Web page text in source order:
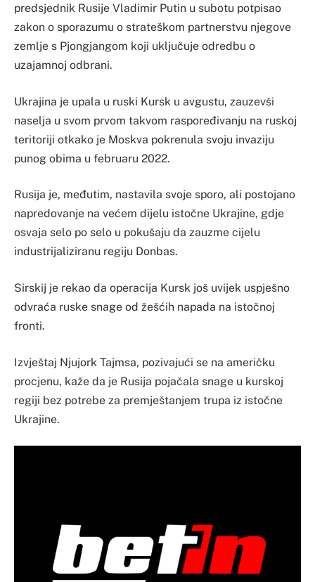
predsjednik Rusije Vladimir Putin u subotu potpisao
zakon o sporazumu o strateškom partnerstvu njegove
zemlje s Pjongjangom koji uključuje odredbu o
uzajamnoj odbrani.
Ukrajina je upala u ruski Kursk u avgustu, zauzevši
naselja u svom prvom takvom raspoređivanju na ruskoj
teritoriji otkako je Moskva pokrenula svoju invaziju
punog obima u februaru 2022.
Rusija je, međutim, nastavila svoje sporo, ali postojano
napredovanje na većem dijelu istočne Ukrajine, gdje
osvaja selo po selo u pokušaju da zauzme cijelu
industrijaliziranu regiju Donbas.
Sirskij je rekao da operacija Kursk još uvijek uspješno
odvraća ruske snage od žešćih napada na istočnoj
fronti.
Izvještaj Njujork Tajmsa, pozivajući se na američku
procjenu, kaže da je Rusija pojačala snage u kurskoj
regiji bez potrebe za premještanjem trupa iz istočne
Ukrajine.